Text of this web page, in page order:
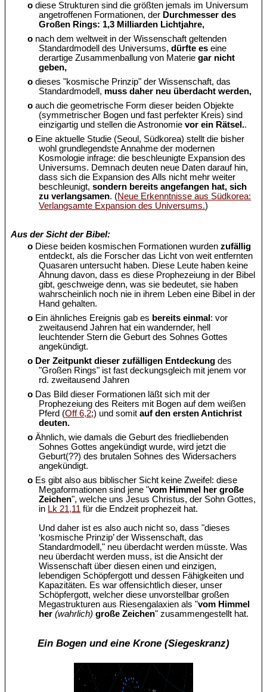
o diese Strukturen sind die größten jemals im Universum
angetroffenen Formationen, der Durchmesser des
Großen Rings: 1,3 Milliarden Lichtjahre,
o nach dem weltweit in der Wissenschaft geltenden
Standardmodell des Universums,dürfte eseine
derartige Zusammenballung von Materiegar nicht
geben,
o dieses "kosmische Prinzip" der Wissenschaft, das
Standardmodell, muss daher neu überdacht werden,
o auch die geometrische Form dieser beiden Objekte
(symmetrischer Bogen und fast perfekter Kreis) sind
einzigartig und stellen die Astronomievor ein Rätsel..
o Eine aktuelle Studie (Seoul, Südkorea) stellt die bisher
wohl grundlegendste Annahme der modernen
Kosmologie infrage: die beschleunigte Expansion des
Universums. Demnach deuten neue Daten darauf hin,
dass sich die Expansion des Alls nicht mehr weiter
beschleunigt,sondern bereits angefangen hat, sich
zu verlangsamen. (Neue Erkenntnisse aus Südkorea:
Verlangsamte Expansion des Universums.)
Aus der Sicht der Bibel:
o Diese beiden kosmischen Formationen wurdenzufällig
entdeckt, als die Forscher das Licht von weit entfernten
Quasaren untersucht haben. Diese Leute haben keine
Ahnung davon, dass es diese Prophezeiung in der Bibel
gibt, geschweige denn, was sie bedeutet, sie haben
wahrscheinlich noch nie in ihrem Leben eine Bibel in der
Hand gehalten.
o Ein ähnliches Ereignis gab es bereits einmal : vor
zweitausend Jahren hat ein wandernder, hell
leuchtender Stern die Geburt des Sohnes Gottes
angekündigt.
o Der Zeitpunkt dieser zufälligen Entdeckung des
"Großen Rings" ist fast deckungsgleich mit jenem vor
rd. zweitausend Jahren
o Das Bild dieser Formationen läßt sich mit der
Prophezeiung des Reiters mit Bogen auf dem weißen
Pferd (Off 6,2;) und somitauf den ersten Antichrist
deuten.
o Ähnlich, wie damals die Geburt des friedliebenden
Sohnes Gottes angekündigt wurde, wird jetzt die
Geburt(??) des brutalen Sohnes des Widersachers
angekündigt.
o Es gibt also aus biblischer Sicht keine Zweifel: diese
Megaformationen sind jene "vom Himmel her große
Zeichen", welche uns Jesus Christus, der Sohn Gottes,
in Lk 21,11 für die Endzeit prophezeit hat.
Und daher ist es also auch nicht so, dass "dieses
‘kosmische Prinzip’ der Wissenschaft, das
Standardmodell," neu überdacht werden müsste. Was
neu überdacht werden muss, ist die Ansicht der
Wissenschaft über diesen einen und einzigen,
lebendigen Schöpfergott und dessen Fähigkeiten und
Kapazitäten. Es war offensichtlich dieser, unser
Schöpfergott, welcher diese unvorstellbar großen
Megastrukturen aus Riesengalaxien als "vom Himmel
her(wahrlich) große Zeichen" zusammengestellt hat.
Ein Bogen und eine Krone (Siegeskranz)